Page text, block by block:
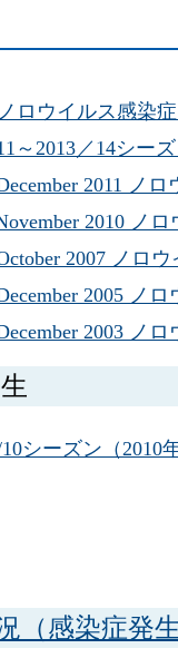
ロウイルス感染
～2013／14シー
2011 ノ
2010 ノ
2007 ノロ
2005 ノ
2003 ノ
シーズン（2010
（感染症発